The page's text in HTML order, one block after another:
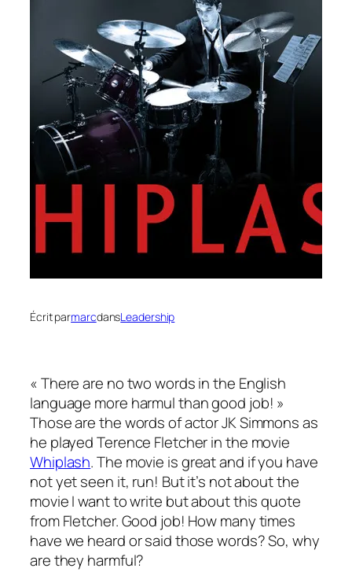
Écrit parmarcdansLeadership
« There are no two words in the English
language more harmul than good job! »
Those are the words of actor JK Simmons as
he played Terence Fletcher in the movie
Whiplash. The movie is great and if you have
not yet seen it, run! But it’s not about the
movie I want to write but about this quote
from Fletcher. Good job! How many times
have we heard or said those words? So, why
are they harmful?